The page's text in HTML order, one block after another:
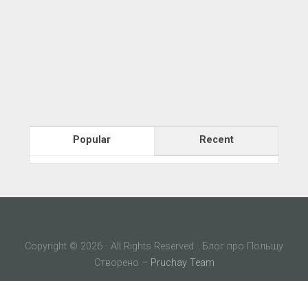
Popular Recent
Copyright © 2026 · All Rights Reserved · Блог про Польщу
Створено – Pruchay Team